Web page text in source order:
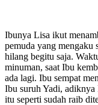
Ibunya Lisa ikut
pemuda yang mengaku
hilang begitu saja.
minuman, saat Ibu
ada lagi. Ibu sempat
Ibu suruh Yadi, adiknya
itu seperti sudah raib